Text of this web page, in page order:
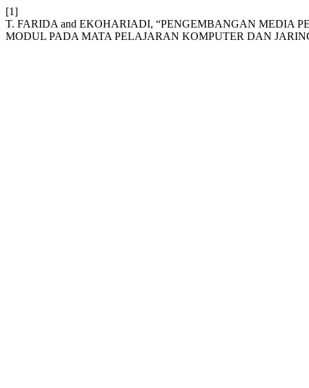
[1]
T. FARIDA and EKOHARIADI, “PENGEMBANGAN MEDIA
MODUL PADA MATA PELAJARAN KOMPUTER DAN